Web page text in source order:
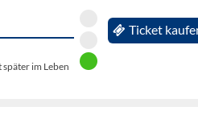
später im Leben
Ticket